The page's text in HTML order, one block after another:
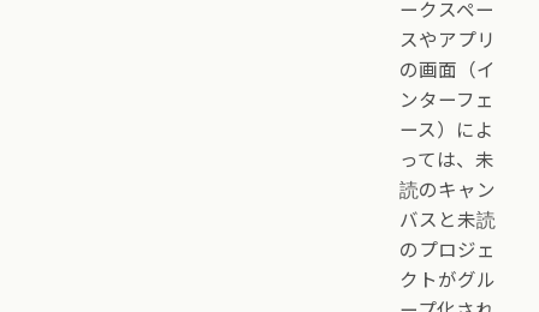
ークスペー
スやアプリ
の画面（イ
ンターフェ
ース）によ
っては、未
読のキャン
バスと未読
のプロジェ
クトがグル